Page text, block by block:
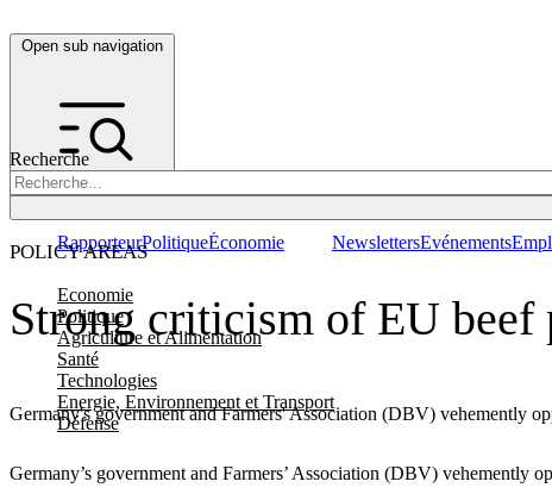
Open sub navigation
Recherche
POLICY AREAS
Economie
Politique
Agriculture et Alimentation
Santé
Technologies
Energie, Environnement et Transport
Défense
RapporteurPolitiqueÉconomie NewslettersEvénements
Strong criticism of EU beef
Germany's government and Farmers' Association (DBV) vehemently
Germany’s government and Farmers’ Association (DBV) vehemently